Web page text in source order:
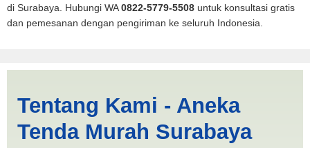
di Surabaya. Hubungi WA0822-5779-5508 untuk konsultasi gratis
dan pemesanan dengan pengiriman ke seluruh Indonesia.
PRODUKSI ANEKA TENDA
MURAH
Tentang Kami - Aneka
Tenda Murah Surabaya